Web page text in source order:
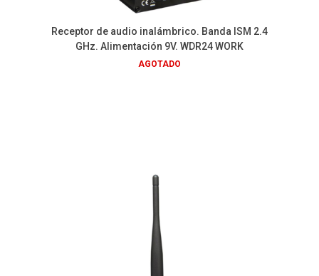
Receptor de audio inalámbrico. Banda ISM 2.4
GHz. Alimentación 9V. WDR24 WORK
AGOTADO